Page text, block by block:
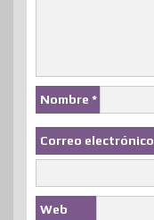
Nombre *
Correo electrónico
Web